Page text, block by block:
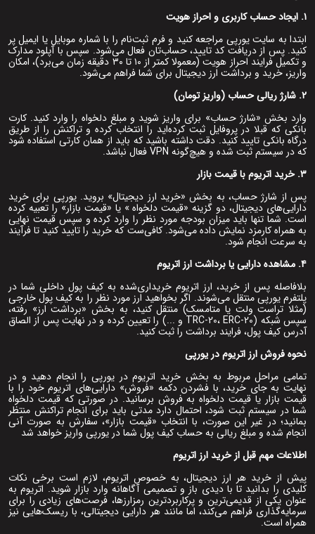
ابتدا به سایت یورپی مراجعه کنید و فرم ثبت‌نام را با شماره موبایل یا ایمیل پر
کنید. پس از دریافت کد تایید، حساب‌تان فعال می‌شود. سپس با آپلود مدارک
و تکمیل فرایند احراز هویت (معمولا کمتر از ۱۰ تا ۳۰ دقیقه زمان می‌برد)، امکان
واریز، خرید و برداشت ارز دیجیتال برای شما فراهم می‌شود.
وارد بخش «شارژ حساب» برای واریز شوید و مبلغ دلخواه را وارد کنید. کارت
بانکی که قبلا در پروفایل ثبت کرده‌اید را انتخاب کرده و تراکنش را از طریق
درگاه بانکی تایید کنید. دقت داشته باشید که باید از همان کارتی استفاده شود
که در سیستم ثبت شده و هیچ‌گونه VPN فعال نباشد.
پس از شارژ حساب، به بخش «خرید ارز دیجیتال» بروید. یورپی برای خرید
دارایی‌های دیجیتال، دو گزینه «قیمت دلخواه » یا «قیمت بازار» را تعبیه کرده
است. شما تنها باید میزان بودجه مورد نظر را وارد کرده و سپس قیمت نهایی
به همراه کارمزد نمایش داده می‌شود. کافی‌ست که خرید را تایید کنید تا فرآیند
به سرعت انجام شود.
بلافاصله پس از خرید، ارز اتریوم خریداری‌شده به کیف پول داخلی شما در
پلتفرم یورپی منتقل می‌شوند. اگر بخواهید ارز مورد نظر را به کیف پول خارجی
(مثلا تراست ولت یا متامسک) منتقل کنید، به بخش «برداشت ارز» رفته،
سپس شبکه (TRC-20، ERC-20 و ...) را تعیین کرده و در نهایت پس از الصاق
آدرس کیف پول، فرایند برداشت را ثبت کنید.
نحوه فروش ارز اتریوم در یورپی
تمامی مراحل مربوط به بخش خرید اتریوم در یورپی را انجام دهید و در
نهایت به جای خرید، با فشردن دکمه «فروش» دارایی‌های اتریوم خود را با
قیمت بازار یا قیمت دلخواه به فروش برسانید. در صورتی که قیمت دلخواه
شما در سیستم ثبت شود، احتمال دارد مدتی باید برای انجام تراکنش منتظر
بمانید؛ در غیر این صورت، با انتخاب «قیمت بازار»، سفارش به صورت آنی
انجام شده و مبلغ ریالی به حساب کیف پول شما در یورپی واریز خواهد شد
اطلاعات مهم قبل از خرید ارز اتریوم
پیش از خرید هر ارز دیجیتال، به خصوص اتریوم، لازم است برخی نکات
کلیدی را بدانید تا با دیدی باز و تصمیمی آگاهانه وارد بازار شوید. اتریوم به
‌عنوان یکی از قدیمی‌ترین و پرکاربردترین رمزارزها، فرصت‌های زیادی را برای
سرمایه‌گذاری فراهم می‌کند، اما مانند هر دارایی دیجیتالی، با ریسک‌هایی نیز
همراه است.